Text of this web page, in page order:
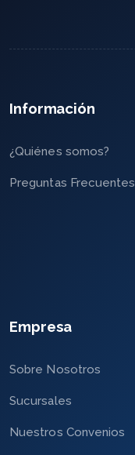
Información
¿Quiénes somos?
Preguntas Frecuentes
Empresa
Sobre Nosotros
Sucursales
Nuestros Convenios